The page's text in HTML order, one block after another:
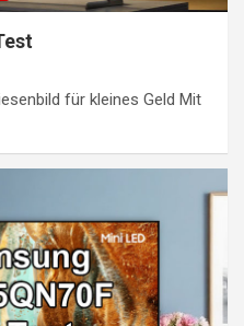
für kleines Geld Mit